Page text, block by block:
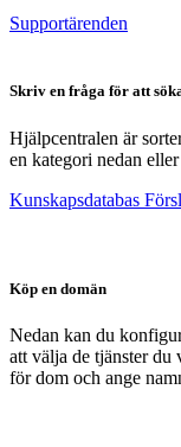
Supportärenden
Skriv en fråga för att
Hjälpcentralen är
en kategori nedan
Kunskapsdatabas
Köp en domän
Nedan kan du
att välja de tjänster
för dom och ange